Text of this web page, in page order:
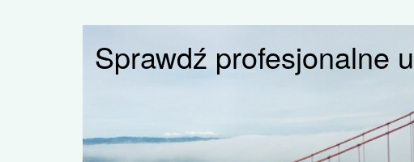
Sprawdź profesjonalne